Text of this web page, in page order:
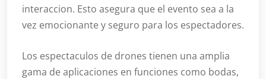
interaccion. Esto asegura que el evento sea a la
vez emocionante y seguro para los espectadores.
Los espectaculos de drones tienen una amplia
gama de aplicaciones en funciones como bodas,